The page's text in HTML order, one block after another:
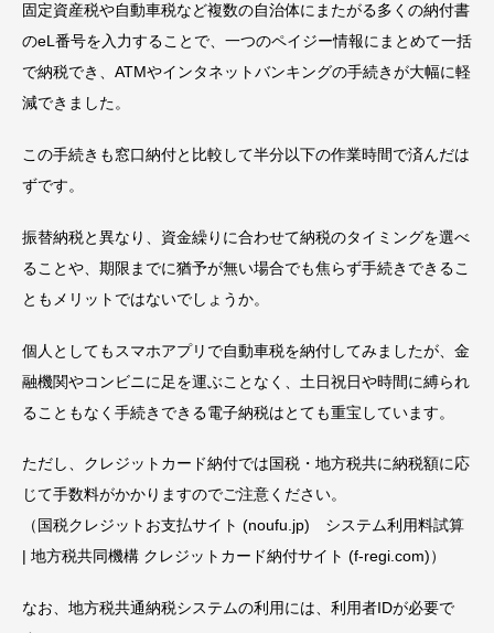
固定資産税や自動車税など複数の自治体にまたがる多くの納付書
のeL番号を入力することで、一つのペイジー情報にまとめて一括
で納税でき、ATMやインタネットバンキングの手続きが大幅に軽
減できました。
この手続きも窓口納付と比較して半分以下の作業時間で済んだは
ずです。
振替納税と異なり、資金繰りに合わせて納税のタイミングを選べ
ることや、期限までに猶予が無い場合でも焦らず手続きできるこ
ともメリットではないでしょうか。
個人としてもスマホアプリで自動車税を納付してみましたが、金
融機関やコンビニに足を運ぶことなく、土日祝日や時間に縛られ
ることもなく手続きできる電子納税はとても重宝しています。
ただし、クレジットカード納付では国税・地方税共に納税額に応
じて手数料がかかりますのでご注意ください。
（国税クレジットお支払サイト (noufu.jp) システム利用料試算
| 地方税共同機構 クレジットカード納付サイト (f-regi.com)）
なお、地方税共通納税システムの利用には、利用者IDが必要で